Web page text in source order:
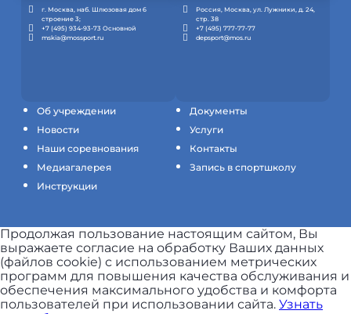
Об учреждении
Новости
Наши соревнования
Медиагалерея
Инструкции
Документы
Услуги
Контакты
Запись в спортшколу
г. Москва, наб. Шлюзовая дом 6
строение 3;
+7 (495) 934-93-73 Основной
mskia@mossport.ru
Россия, Москва, ул. Лужники, д. 24,
стр. 38
+7 (495) 777-77-77
depsport@mos.ru
Продолжая пользование настоящим сайтом, Вы
выражаете согласие на обработку Ваших данных
(файлов cookie) с использованием метрических
программ для повышения качества обслуживания и
обеспечения максимального удобства и комфорта
пользователей при использовании сайта. Узнать